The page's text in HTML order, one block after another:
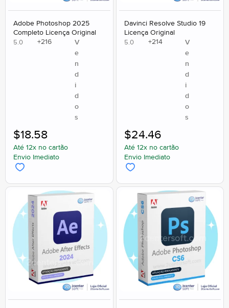
Adobe Photoshop 2025
Completo Licença Original
5.0 +216
V
e
n
d
i
d
o
s
Até 12x no cartão
Envio Imediato
$18.58
Davinci Resolve Studio 19
Licença Original
5.0 +214
V
e
n
d
i
d
o
s
Até 12x no cartão
Envio Imediato
$24.46